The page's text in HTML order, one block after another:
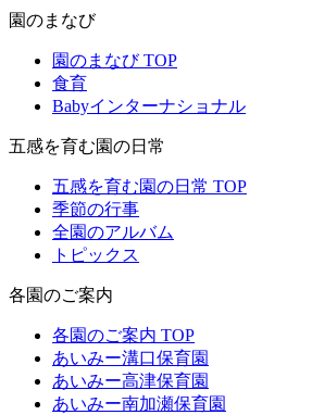
園のまなび
園のまなび TOP
食育
Babyインターナショナル
五感を育む園の日常
五感を育む園の日常 TOP
季節の行事
全園のアルバム
トピックス
各園のご案内
各園のご案内 TOP
あいみー溝口保育園
あいみー高津保育園
あいみー南加瀬保育園